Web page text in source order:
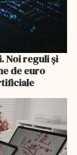
Noi reguli și
de euro